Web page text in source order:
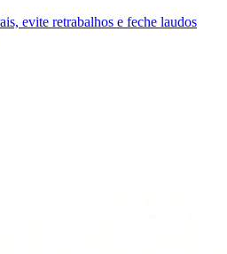
evite retrabalhos e feche laudos